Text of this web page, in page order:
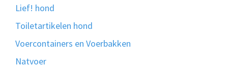
Lief! hond
Toiletartikelen hond
Voercontainers en Voerbakken
Natvoer